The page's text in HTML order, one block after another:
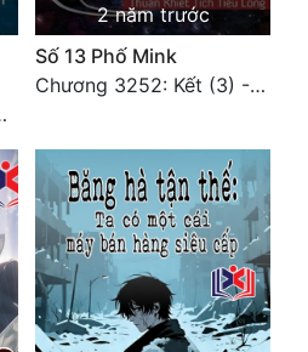
Nguyệt
2 năm trước
Số 13 Phố Mink
Chương 3252: Kết (3) - HẾT.